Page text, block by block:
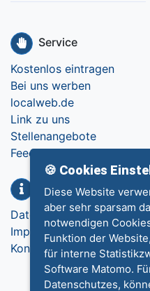
Service
Kostenlos eintragen
Bei uns werben
localweb.de
Link zu uns
Stellenangebote
Feedback
Info
Datenschutz
Impressum
Kontakt
🍪 Cookies
Diese Website
aber sehr sparsam
notwendigen
Funktion der
für interne
Software Matomo.
Datenschutzes,